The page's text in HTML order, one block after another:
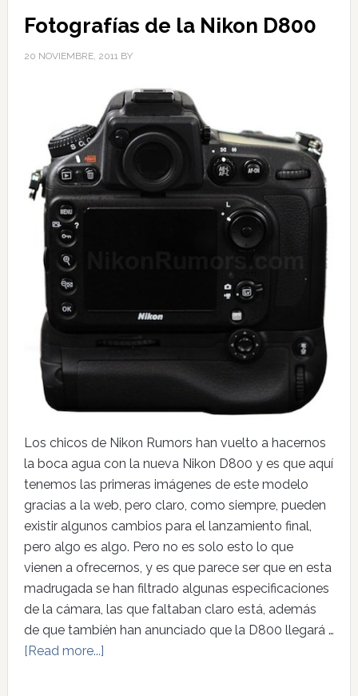
Fotografías de la Nikon D800
20 NOVIEMBRE, 2011BY
Los chicos de Nikon Rumors han vuelto a hacernos
la boca agua con la nueva Nikon D800 y es que aquí
tenemos las primeras imágenes de este modelo
gracias a la web, pero claro, como siempre, pueden
existir algunos cambios para el lanzamiento final,
pero algo es algo. Pero no es solo esto lo que
vienen a ofrecernos, y es que parece ser que en esta
madrugada se han filtrado algunas especificaciones
de la cámara, las que faltaban claro está, además
de que también han anunciado que la D800 llegará …
[Read more...]